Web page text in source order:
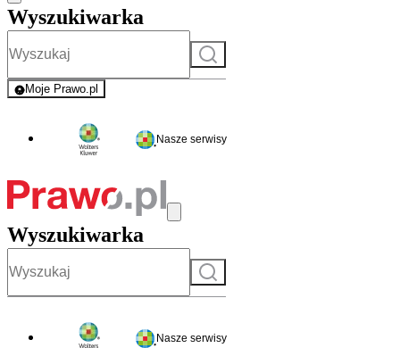
Wyszukiwarka
Szukaj
Moje Prawo.pl
- rejestracja i logowanie do serwisu
Nasze serwisy
Wyszukiwarka
Szukaj
Nasze serwisy